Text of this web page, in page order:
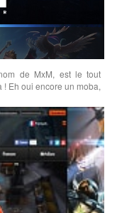
de MxM, est le tout
Eh oui encore un moba,